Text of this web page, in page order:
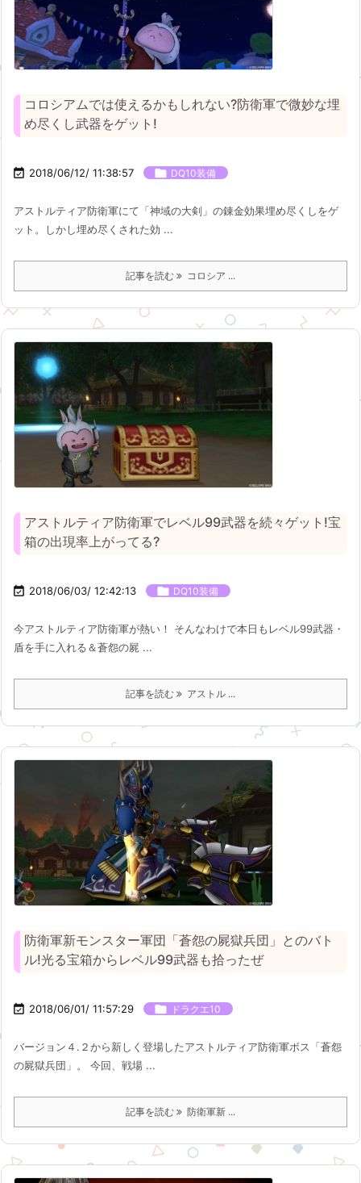
コロシアムでは使えるかもしれない?防衛軍で微妙な埋
め尽くし武器をゲット!
 2018/06/12/ 11:38:57  DQ10装備
アストルティア防衛軍にて「神域の大剣」の錬金効果埋め尽くしをゲ
ット。しかし埋め尽くされた効 ...
記事を読む コロシア ...
アストルティア防衛軍でレベル99武器を続々ゲット!宝
箱の出現率上がってる?
 2018/06/03/ 12:42:13  DQ10装備
今アストルティア防衛軍が熱い！ そんなわけで本日もレベル99武器・
盾を手に入れる＆蒼怨の屍 ...
記事を読む アストル ...
防衛軍新モンスター軍団「蒼怨の屍獄兵団」とのバト
ル!光る宝箱からレベル99武器も拾ったぜ
 2018/06/01/ 11:57:29  ドラクエ10
バージョン４.２から新しく登場したアストルティア防衛軍ボス「蒼怨
の屍獄兵団」。 今回、戦場 ...
記事を読む 防衛軍新 ...